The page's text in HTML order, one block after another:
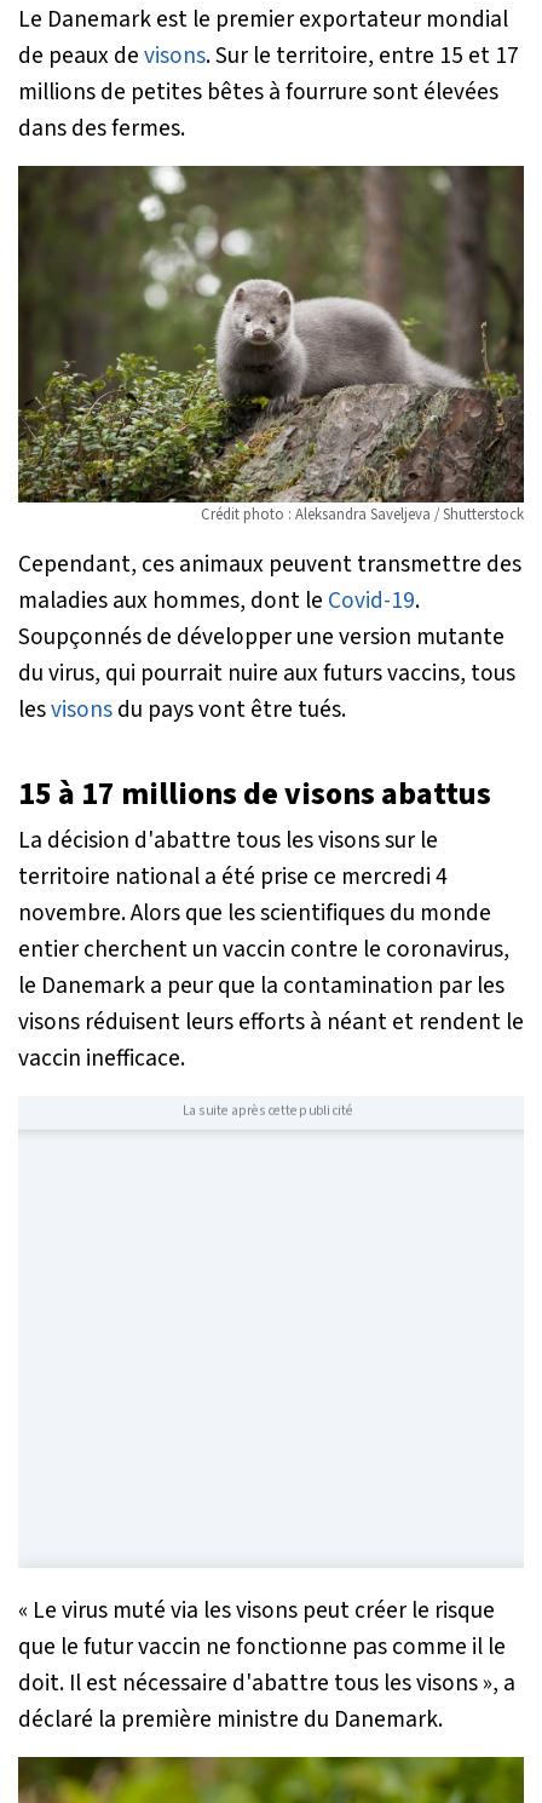
Le Danemark est le premier exportateur mondial
de peaux devisons. Sur le territoire, entre 15 et 17
millions de petites bêtes à fourrure sont élevées
dans des fermes.
Crédit photo : Aleksandra Saveljeva / Shutterstock
Cependant, ces animaux peuvent transmettre des
maladies aux hommes, dont le Covid-19.
Soupçonnés de développer une version mutante
du virus, qui pourrait nuire aux futurs vaccins, tous
lesvisonsdu pays vont être tués.
15 à 17 millions de visons abattus
La décision d'abattre tous les visons sur le
territoire national a été prise ce mercredi 4
novembre. Alors que les scientifiques du monde
entier cherchent un vaccin contre le coronavirus,
le Danemark a peur que la contamination par les
visons réduisent leurs efforts à néant et rendent le
vaccin inefficace.
La suite après cette publicité
« Le virus muté via les visons peut créer le risque
que le futur vaccin ne fonctionne pas comme il le
doit. Il est nécessaire d'abattre tous les visons », a
déclaré la première ministre du Danemark.